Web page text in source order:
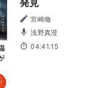
発見
宮崎徹
浅野真澄
04:41:15